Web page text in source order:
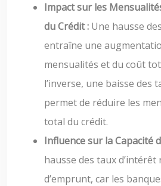
Impact sur les
du Crédit : Une hausse
entraîne une
mensualités et du coût
l’inverse, une baisse des
permet de réduire les
total du crédit.
Influence sur la Capacité
hausse des taux d’intérêt
d’emprunt, car les